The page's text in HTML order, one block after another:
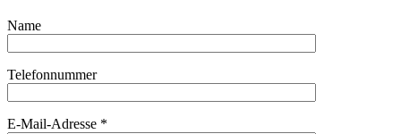
Name
Telefonnummer
E-Mail-Adresse *